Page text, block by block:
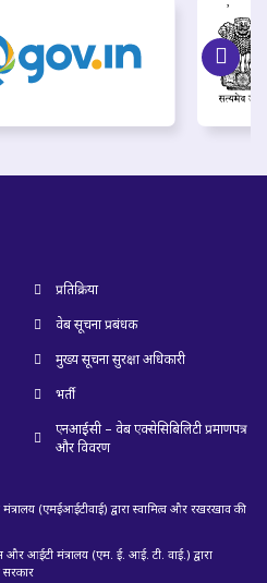
प्रतिक्रिया
वेब सूचना प्रबंधक
मुख्य सूचना सुरक्षा अधिकारी
भर्ती
एनआईसी – वेब एक्सेसिबिलिटी प्रमाणपत्र
और विवरण
मंत्रालय (एमईआईटीवाई) द्वारा स्वामित्व और रखरखाव की
और आईटी मंत्रालय (एम. ई. आई. टी. वाई.) द्वारा
सरकार